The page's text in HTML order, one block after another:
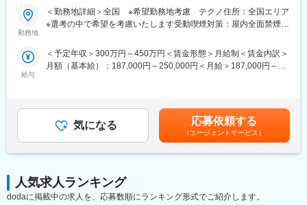
ト」、クライアントとやり取りをしている「営業担当」がエンジ
ニアに対して月1回の面談を行うような体制になっています。配属
して柔軟に話ができる環境を整えています。
・860万円/入社15年目 ゼネラルマネージャー 月額62万円＋残
業＋賞与
資格手当があり、技術・語学系全138種の資格手当で年間最大で
60万円支給します。交流会でもある技術者会やIT・技術研修が充
実しています。地域手当＋住宅補助で自己負担8000円～も可能で
ご応募いただいた方には5年・10年後、立派なスキルが身につく
■エンジニアになるまでの流れ
エンジニアになるために、工場での業務を行って頂きます。現場
がどのような業務をしているのかを実際に知っていただくこと
で、将来的にエンジニアになった際に視野・スキルが広がりま
す。
まずはCADの使用方法など、適性や希望、現場でのご経験に併せ
て受講いただきます。
勤務地
＜勤務地詳細＞全国 ※希望勤務地考慮 テクノ住所：全国エリア
※選考の中で希望を考慮いたします受動喫煙対策：屋内全面禁煙変
給与
＜予定年収＞300万円～450万円＜賃金形態＞月給制＜賃金内訳＞
月額（基本給）：187,000円～250,000円＜月給＞187,000円～
級：月1万5000円◎機械設計技術者／2級：月5000円、1級：月1
万円など賃金はあくまでも目安の金額であり、選考を通じて上下
する可能性があります。月給(月額)は固定手当を含めた表記です。
気になる 応募依頼する
（エージェントサービス）
人気求人ランキング
dodaに掲載中の求人を、応募数順にランキング形式でご紹介します。